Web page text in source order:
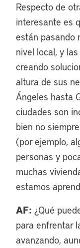
Respecto de
interesante es
están pasando
nivel local, y
creando
altura de sus
Ángeles hasta
ciudades son
bien no
(por ejemplo,
personas y
muchas
estamos
AF: ¿Qué
para enfrentar
avanzando,